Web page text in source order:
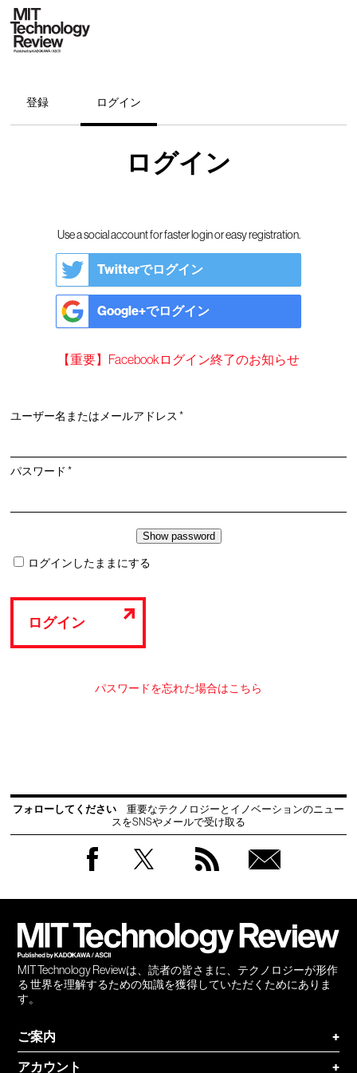
登録 ログイン
ログイン
Use a social account for faster login or easy registration.
Twitterでログイン
Google+でログイン
【重要】Facebookログイン終了のお知らせ
ユーザー名またはメールアドレス*必
パスワード*必
ログインしたままにする
ログイン
パスワードを忘れた場合はこちら
フォローしてください
重要なテクノロジーとイノベーションのニュー
スをSNSやメールで受け取る
MIT Technology Reviewは、読者の皆さまに、テクノロジーが形作
る 世界を理解するための知識を獲得していただくためにありま
す。
ご案内
+
アカウント
+